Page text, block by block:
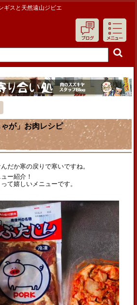
ギスと天然遠山ジビエ
ゃが」お肉レシピ
だか寒の戻りで寒いですね。
ー紹介！
て嬉しいメニューです。